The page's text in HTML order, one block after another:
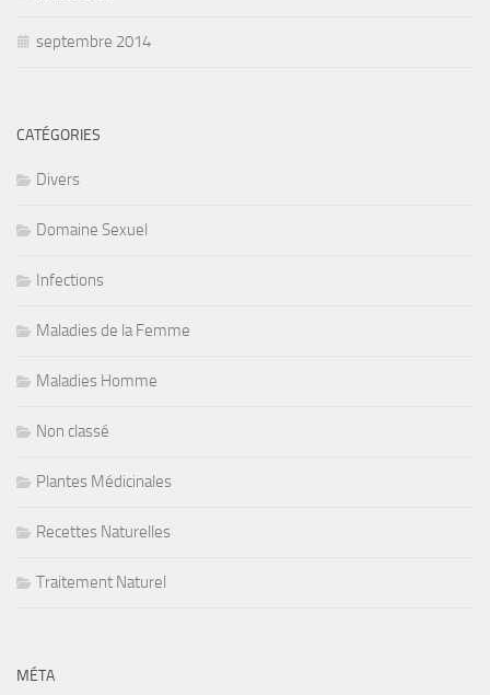
septembre 2014
CATÉGORIES
Divers
Domaine Sexuel
Infections
Maladies de la Femme
Maladies Homme
Non classé
Plantes Médicinales
Recettes Naturelles
Traitement Naturel
MÉTA